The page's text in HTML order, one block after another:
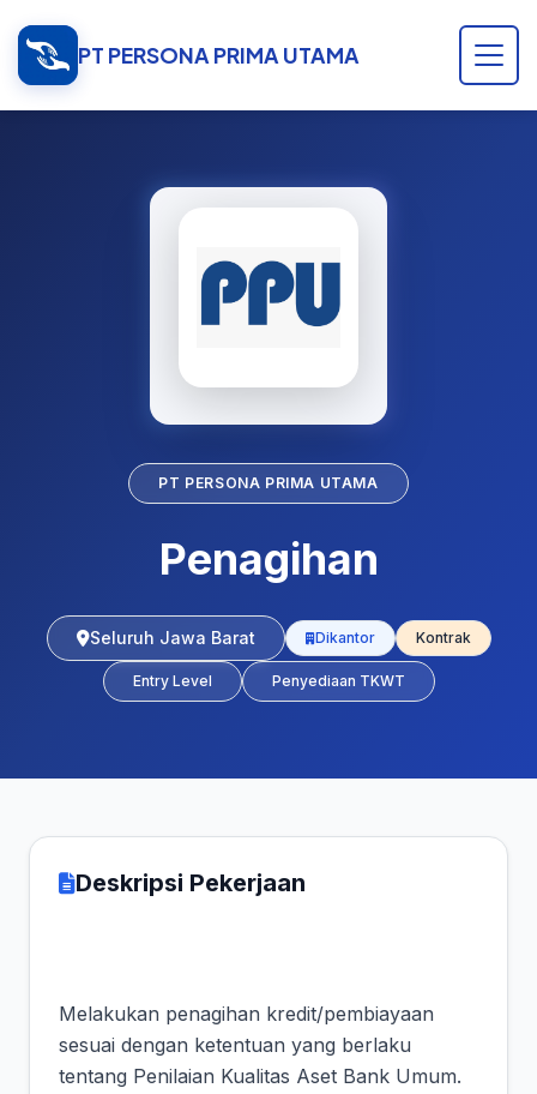
PT PERSONA PRIMA UTAMA
PT PERSONA PRIMA UTAMA
Penagihan
Seluruh Jawa Barat Dikantor Kontrak
Entry Level Penyediaan TKWT
Deskripsi Pekerjaan
Melakukan penagihan kredit/pembiayaan
sesuai dengan ketentuan yang berlaku
tentang Penilaian Kualitas Aset Bank Umum.